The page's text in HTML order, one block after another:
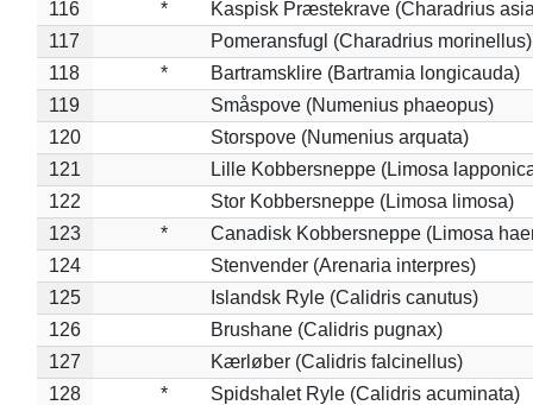
116
*
Kaspisk Præstekrave (Charadrius
117
Pomeransfugl (Charadrius morinellus)
118
*
Bartramsklire (Bartramia longicauda)
119
Småspove (Numenius phaeopus)
120
Storspove (Numenius arquata)
121
Lille Kobbersneppe (Limosa
122
Stor Kobbersneppe (Limosa limosa)
123
*
Canadisk Kobbersneppe (Limosa
124
Stenvender (Arenaria interpres)
125
Islandsk Ryle (Calidris canutus)
126
Brushane (Calidris pugnax)
127
Kærløber (Calidris falcinellus)
128
*
Spidshalet Ryle (Calidris acuminata)